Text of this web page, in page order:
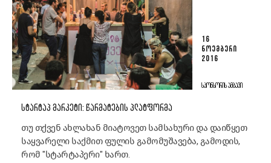
16
ᲜᲝᲔᲛᲑᲔᲠᲘ
2016
ᲡᲞᲝᲜᲡᲝᲠᲘᲡ ᲐᲛᲑᲐᲕᲘ
ᲡᲢᲐᲠᲢᲐᲞ ᲛᲐᲠᲙᲔᲢᲘ: ᲬᲐᲠᲛᲐᲢᲔᲑᲘᲡ ᲞᲚᲐᲢᲤᲝᲠᲛᲐ
თუ თქვენ ახლახან მიატოვეთ სამსახური და დაიწყეთ
საყვარელი საქმით ფულის გამომუშავება, გამოდის,
რომ "სტარტაპერი" ხართ.